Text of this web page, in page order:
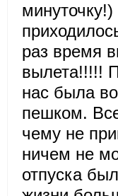
раз время
вылета!!!!!
нас была
пешком.
чему не
ничем не
отпуска